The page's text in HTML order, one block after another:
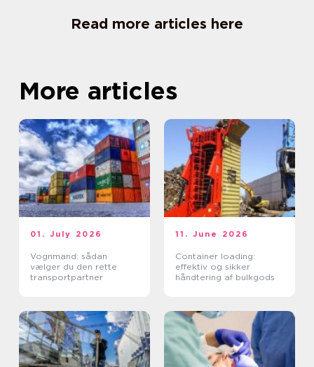
Read more articles here
More articles
01. July 2026
Vognmand: sådan
vælger du den rette
transportpartner
11. June 2026
Container loading:
effektiv og sikker
håndtering af bulkgods